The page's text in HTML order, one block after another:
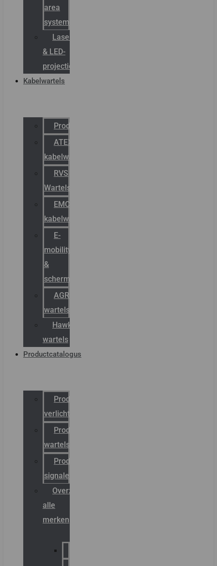
area
systemen
Laserbelijning
& LED-
projectie
Kabelwartels
Productcatalogus
ATEX
kabelwartels
RVS
Wartels
EMC
kabelwartels
E-
mobility
&
schermstromen
AGRO
wartels
Hawke
wartels
Productcatalogus
Productcatalogus
verlichting
Productcatalogus
wartels
Productcatalogus
signalering
Overzicht
alle
merken